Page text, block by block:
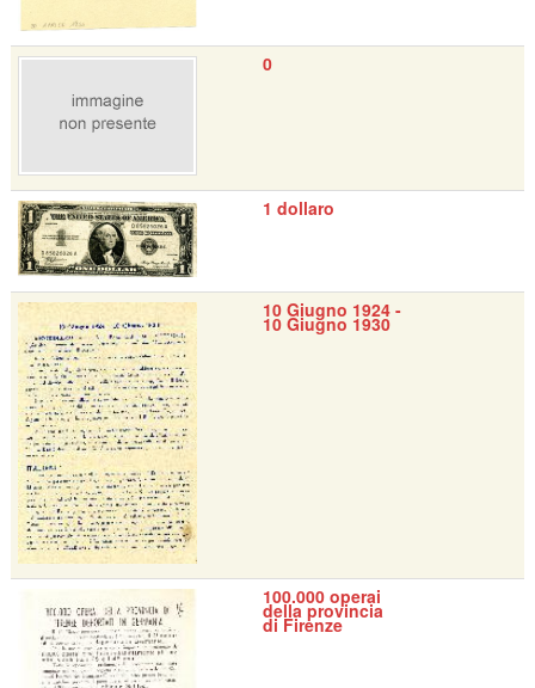
0
1 dollaro
10 Giugno 1924 -
10 Giugno 1930
100.000 operai
della provincia
di Firenze